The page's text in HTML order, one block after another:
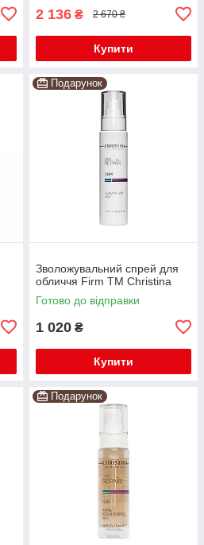
2 136 ₴ 2 670 ₴
Купити
Подарунок
Зволожувальний спрей для
обличчя Firm TM Christina
Готово до відправки
1 020 ₴
Купити
Подарунок